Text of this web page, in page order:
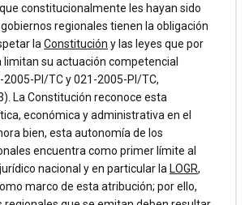
constitucionalmente les hayan sido
regionales tienen la obligación
la Constitución y las leyes que por
limitan su actuación competencial
PI/TC y 021-2005-Pl/TC,
La Constitución reconoce esta
económica y administrativa en el
bien, esta autonomía de los
encuentra como primer límite al
nacional y en particular la LOGR,
marco de esta atribución; por ello,